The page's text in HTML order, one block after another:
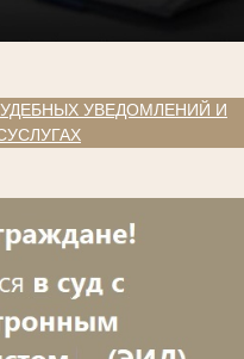
УВЕДОМЛЕНИЙ И